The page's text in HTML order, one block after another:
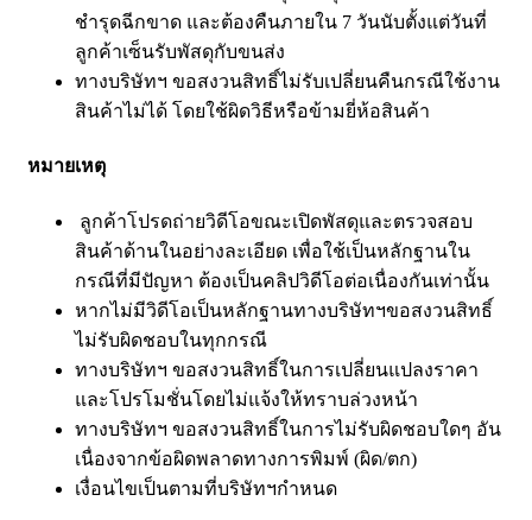
ชำรุดฉีกขาด และต้องคืนภายใน 7 วันนับตั้งแต่วันที่
ลูกค้าเซ็นรับพัสดุกับขนส่ง
ทางบริษัทฯ ขอสงวนสิทธิ์ไม่รับเปลี่ยนคืนกรณีใช้งาน
สินค้าไม่ได้ โดยใช้ผิดวิธีหรือข้ามยี่ห้อสินค้า
หมายเหตุ
ลูกค้าโปรดถ่ายวิดีโอขณะเปิดพัสดุและตรวจสอบ
สินค้าด้านในอย่างละเอียด เพื่อใช้เป็นหลักฐานใน
กรณีที่มีปัญหา ต้องเป็นคลิปวิดีโอต่อเนื่องกันเท่านั้น
หากไม่มีวิดีโอเป็นหลักฐานทางบริษัทฯขอสงวนสิทธิ์
ไม่รับผิดชอบในทุกกรณี
ทางบริษัทฯ ขอสงวนสิทธิ์ในการเปลี่ยนแปลงราคา
และโปรโมชั่นโดยไม่แจ้งให้ทราบล่วงหน้า
ทางบริษัทฯ ขอสงวนสิทธิ์ในการไม่รับผิดชอบใดๆ อัน
เนื่องจากข้อผิดพลาดทางการพิมพ์ (ผิด/ตก)
เงื่อนไขเป็นตามที่บริษัทฯกำหนด